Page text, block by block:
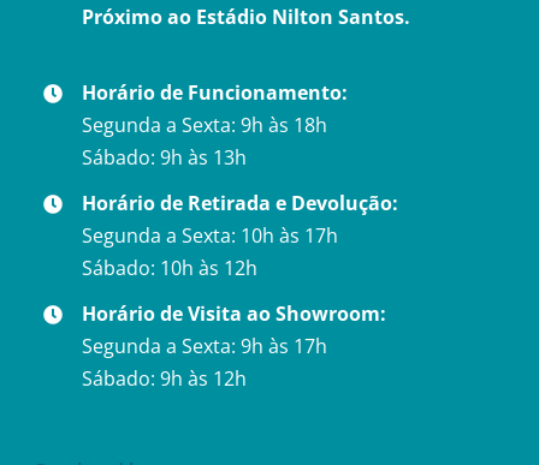
Próximo ao Estádio Nilton Santos.
Horário de Funcionamento:
Segunda a Sexta: 9h às 18h
Sábado: 9h às 13h
Horário de Retirada e Devolução:
Segunda a Sexta: 10h às 17h
Sábado: 10h às 12h
Horário de Visita ao Showroom:
Segunda a Sexta: 9h às 17h
Sábado: 9h às 12h